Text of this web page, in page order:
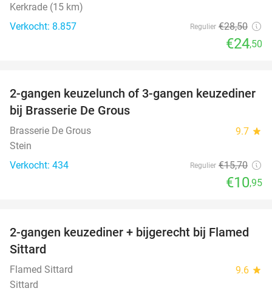
Kerkrade (15 km)
Verkocht: 8.857
Regulier €28,50
€24,50
30%
2-gangen keuzelunch of 3-gangen keuzediner
bij Brasserie De Grous
Brasserie De Grous 9.7 star
Stein
Verkocht: 434
Regulier €15,70
€10,95
31%
2-gangen keuzediner + bijgerecht bij Flamed
Sittard
Flamed Sittard 9.6 star
Sittard